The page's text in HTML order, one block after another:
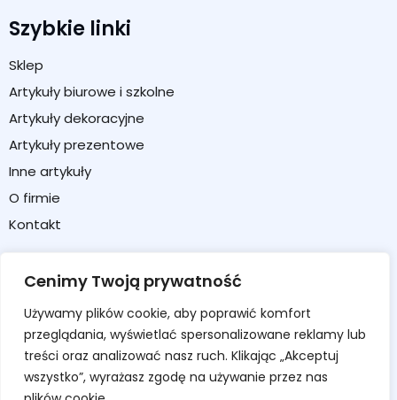
Cenimy Twoją prywatność
Używamy plików cookie, aby poprawić komfort
przeglądania, wyświetlać spersonalizowane reklamy lub
treści oraz analizować nasz ruch. Klikając „Akceptuj
wszystko”, wyrażasz zgodę na używanie przez nas
Szybkie linki
Sklep
Artykuły biurowe i szkolne
Artykuły dekoracyjne
Artykuły prezentowe
Inne artykuły
O firmie
Kontakt
Koszyk
Formularz zwrotu / reklamacji
Regulamin sklepu